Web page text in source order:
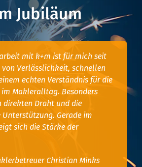
Jubiläum
mit k+m ist für mich seit
von Verlässlichkeit, schnellen
echten Verständnis für die
Makleralltag. Besonders
direkten Draht und die
Gerade im
sich die Stärke der
Christian Minks